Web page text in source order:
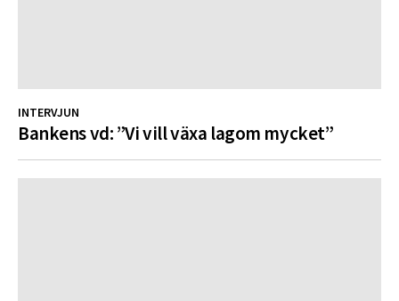
INTERVJUN
Bankens vd: ”Vi vill växa lagom mycket”